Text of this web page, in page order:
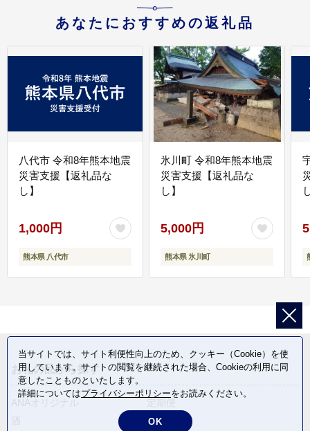
あなたにおすすめの返礼品
八代市 令和8年熊本地震
災害支援【返礼品な
し】
1,000円
熊本県 八代市
氷川町 令和8年熊本地震
災害支援【返礼品な
し】
5,000円
熊本県 氷川町
お礼の品から探す
肉類
当サイトでは、サイト利便性向上のため、クッキー（Cookie）を使
用しています。サイトの閲覧を継続された場合、Cookieの利用に同
意したことものといたします。
詳細についてはプライバシーポリシーをお読みください。
OK